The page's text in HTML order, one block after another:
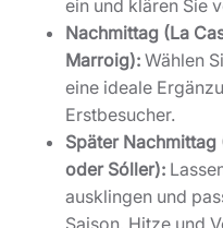
Wer gern wandert,
Richtung Son Coll und
Gemeinde beschreibt
Dauer von etwas über
Verbindungen zwischen
Tage rund um Deià
Radfahren auf
Tramuntana sportlich